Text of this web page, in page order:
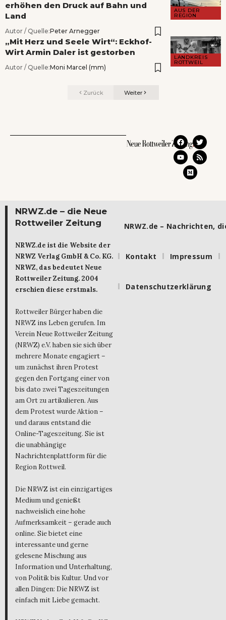
AUS DER
REGION
erhöhen den Druck auf Bahn und
Land
Autor / Quelle:Peter Arnegger
LANDKREIS
ROTTWEIL
„Mit Herz und Seele Wirt“: Eckhof-
Wirt Armin Daler ist gestorben
Autor / Quelle:Moni Marcel (mm)
Zurück Weiter
NRWZ.de – die Neue
Rottweiler Zeitung
NRWZ.de ist die Website der
NRWZ Verlag GmbH & Co. KG.
NRWZ, das bedeutet Neue
Rottweiler Zeitung. 2004
erschien diese erstmals.
Rottweiler Bürger haben die
NRWZ ins Leben gerufen. Im
Verein Neue Rottweiler Zeitung
(NRWZ) e.V. haben sie sich über
mehrere Monate engagiert –
um zunächst ihren Protest
gegen den Fortgang einer von
bis dato zwei Tageszeitungen
am Ort zu artikulieren. Aus
dem Protest wurde Aktion –
und daraus entstand die
Online-Tageszeitung. Sie ist
die unabhängige
Nachrichtenplattform für die
Region Rottweil.
Die NRWZ ist ein einzigartiges
Medium und genießt
nachweislich eine hohe
Aufmerksamkeit – gerade auch
online. Sie bietet eine
interessante und gerne
gelesene Mischung aus
Information und Unterhaltung,
von Politik bis Kultur. Und vor
allen Dingen: Die NRWZ ist
einfach mit Liebe gemacht.
NRWZ.de – Nachrichten,
Kontakt Impressum
Datenschutzerklärung